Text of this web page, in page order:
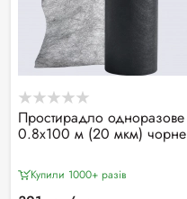
Простирадло одноразове
0.8х100 м (20 мкм) чорне
Купили 1000+ разiв